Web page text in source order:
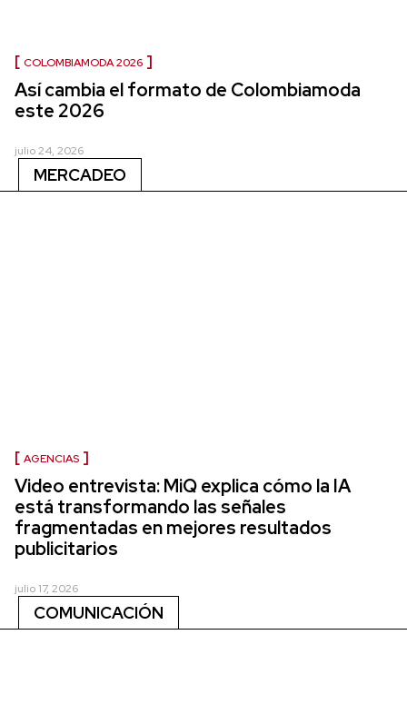
COLOMBIAMODA 2026
Así cambia el formato de Colombiamoda
este 2026
julio 24, 2026
MERCADEO
AGENCIAS
Video entrevista: MiQ explica cómo la IA
está transformando las señales
fragmentadas en mejores resultados
publicitarios
julio 17, 2026
COMUNICACIÓN